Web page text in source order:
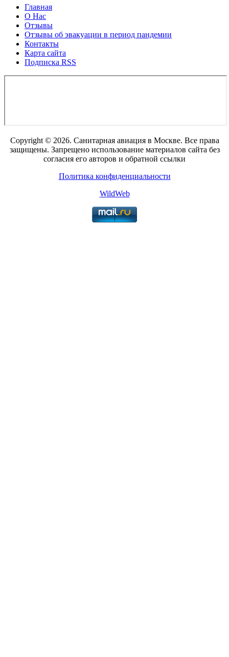
Главная
О Нас
Отзывы
Отзывы об эвакуации в период пандемии
Контакты
Карта сайта
Подписка RSS
Copyright © 2026. Санитарная авиация в Москве. Все права
защищены. Запрещено использование материалов сайта без
согласия его авторов и обратной ссылки
Политика конфиденциальности
WildWeb